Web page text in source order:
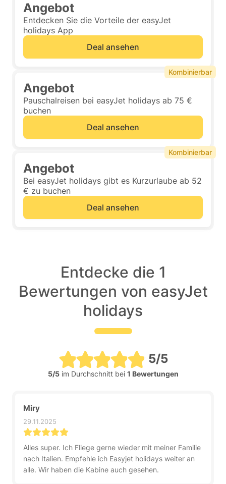
Angebot
Entdecken Sie die Vorteile der easyJet
holidays App
Deal ansehen
Angebot
Pauschalreisen bei easyJet holidays ab 75 €
buchen
Deal ansehen
Kombinierbar
Angebot
Bei easyJet holidays gibt es Kurzurlaube ab 52
€ zu buchen
Deal ansehen
Kombinierbar
Entdecke die 1
Bewertungen von easyJet
holidays
5/5
5/5im Durchschnitt bei 1 Bewertungen
Miry
29.11.2025
Alles super. Ich Fliege gerne wieder mit meiner Familie
nach Italien. Empfehle ich Easyjet holidays weiter an
alle. Wir haben die Kabine auch gesehen.